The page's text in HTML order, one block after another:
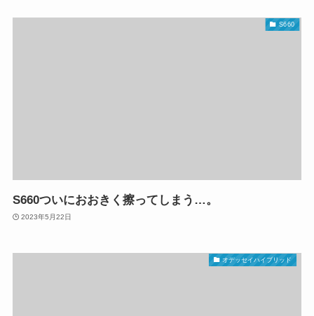
S660
S660ついにおおきく擦ってしまう…。
2023年5月22日
オデッセイハイブリッド